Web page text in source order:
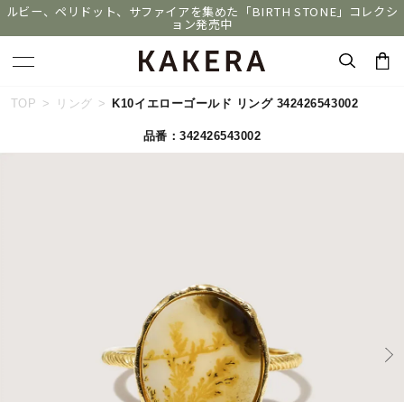
ルビー、ペリドット、サファイアを集めた「BIRTH STONE」コレクシ
ョン発売中
キーワードで検索する
すべてのジュエリー
TOP リング K10イエローゴールド リング 342426543002
品番：342426543002